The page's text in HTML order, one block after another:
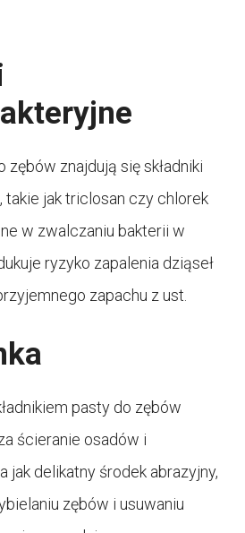
zębów znajdują się składniki
jak triclosan czy chlorek
w zwalczaniu bakterii w
ryzyko zapalenia dziąseł
zapachu z ust.
pasty do zębów
ścieranie osadów i
jak delikatny środek abrazyjny,
zębów i usuwaniu